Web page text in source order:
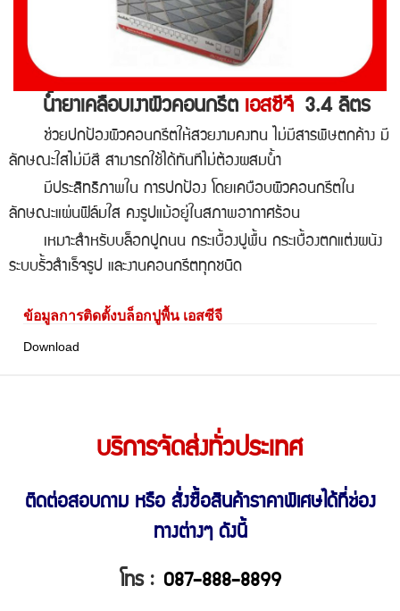
น้ำยาเคลือบเงาผิวคอนกรีต เอสซีจี 3.4 ลิตร
ช่วยปกป้องผิวคอนกรีตให้สวยงามคงทน ไม่มีสารพิษตกค้าง มี
ลักษณะใสไม่มีสี สามารถใช้ได้ทันทีไม่ต้องผสมน้ำ
มีประสิทธิภาพใน การปกป้อง โดยเคบือบผิวคอนกรีตใน
ลักษณะแผ่นฟิล์มใส คงรูปแม้อยู่ในสภาพอากาศร้อน
เหมาะสำหรับบล็อกปูถนน กระเบื้องปูพื้น กระเบื้องตกแต่งผนัง
ระบบรั้วสำเร็จรูป และงานคอนกรีตทุกชนิด
ข้อมูลการติดตั้งบล็อกปูพื้น เอสซีจี
Download
บริการจัดส่งทั่วประเทศ
ติดต่อสอบถาม หรือ สั่งซื้อสินค้าราคาพิเศษได้ที่ช่อง
ทางต่างๆ ดังนี้
โทร : 087-888-8899